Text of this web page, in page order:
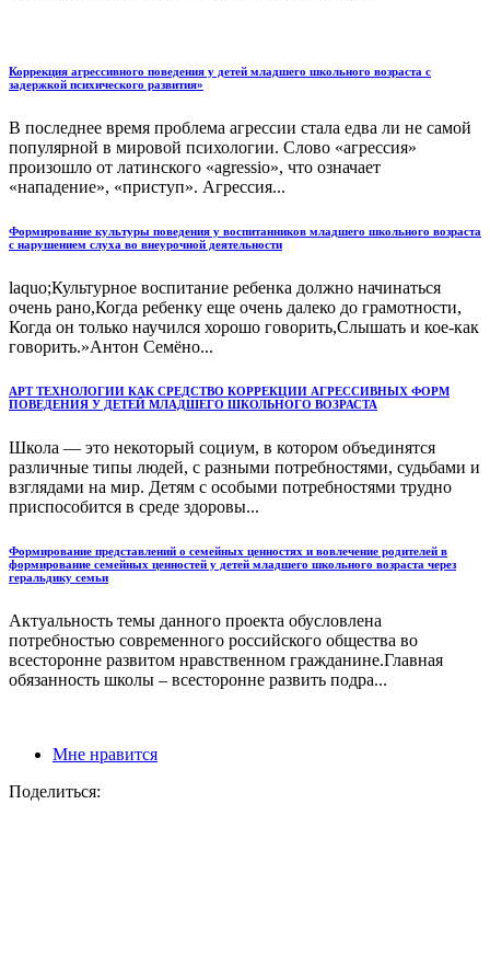
Коррекция агрессивного поведения у детей младшего школьного возраста с
задержкой психического развития»
В последнее время проблема агрессии стала едва ли не самой
популярной в мировой психологии. Слово «агрессия»
произошло от латинского «agressio», что означает
«нападение», «приступ». Агрессия...
Формирование культуры поведения у воспитанников младшего школьного возраста
с нарушением слуха во внеурочной деятельности
laquo;Культурное воспитание ребенка должно начинаться
очень рано,Когда ребенку еще очень далеко до грамотности,
Когда он только научился хорошо говорить,Слышать и кое-как
говорить.»Антон Семёно...
АРТ ТЕХНОЛОГИИ КАК СРЕДСТВО КОРРЕКЦИИ АГРЕССИВНЫХ ФОРМ
ПОВЕДЕНИЯ У ДЕТЕЙ МЛАДШЕГО ШКОЛЬНОГО ВОЗРАСТА
Школа — это некоторый социум, в котором объединятся
различные типы людей, с разными потребностями, судьбами и
взглядами на мир. Детям с особыми потребностями трудно
приспособится в среде здоровы...
Формирование представлений о семейных ценностях и вовлечение родителей в
формирование семейных ценностей у детей младшего школьного возраста через
геральдику семьи
Актуальность темы данного проекта обусловлена
потребностью современного российского общества во
всесторонне развитом нравственном гражданине.Главная
обязанность школы – всесторонне развить подра...
Мне нравится
Поделиться: